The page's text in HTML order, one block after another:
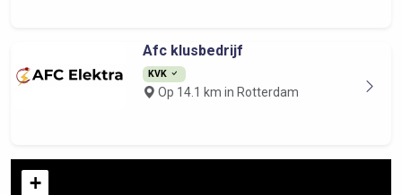
Afc klusbedrijf
KVK
Op 14.1 km in Rotterdam
+